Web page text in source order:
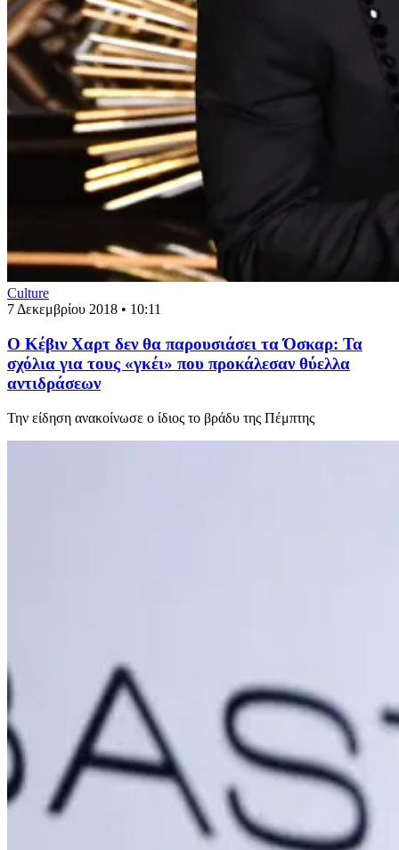
Culture
7 Δεκεμβρίου 2018 • 10:11
Ο Κέβιν Χαρτ δεν θα παρουσιάσει τα Όσκαρ: Τα
σχόλια για τους «γκέι» που προκάλεσαν θύελλα
αντιδράσεων
Την είδηση ανακοίνωσε ο ίδιος το βράδυ της Πέμπτης